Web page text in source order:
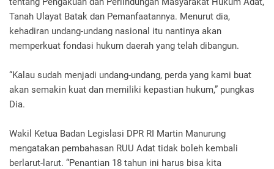
Tanah Ulayat Batak dan Pemanfaatannya. Menurut dia,
kehadiran undang-undang nasional itu nantinya akan
memperkuat fondasi hukum daerah yang telah dibangun.
“Kalau sudah menjadi undang-undang, perda yang kami buat
akan semakin kuat dan memiliki kepastian hukum,” pungkas
Dia.
Wakil Ketua Badan Legislasi DPR RI Martin Manurung
mengatakan pembahasan RUU Adat tidak boleh kembali
berlarut-larut. “Penantian 18 tahun ini harus bisa kita